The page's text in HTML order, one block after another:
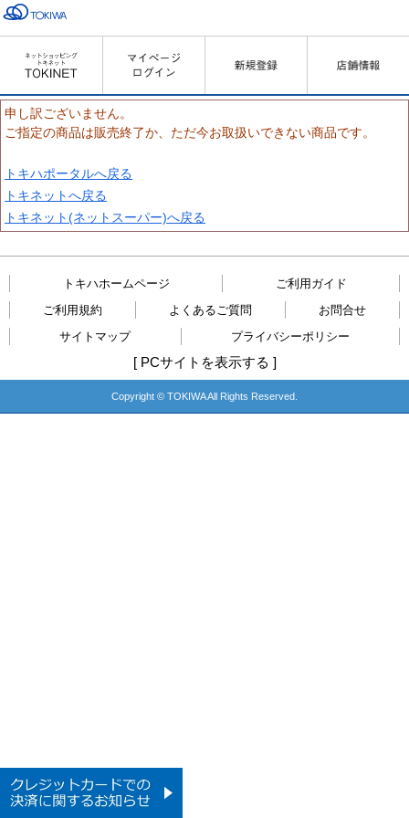
申し訳ございません。
ご指定の商品は販売終了か、ただ今お取扱いできない商品です。
トキハポータルへ戻る
トキネットへ戻る
トキネット(ネットスーパー)へ戻る
トキハホームページ
ご利用ガイド
ご利用規約
よくあるご質問
お問合せ
サイトマップ
プライバシーポリシー
[ PCサイトを表示する ]
Copyright © TOKIWA All Rights Reserved.